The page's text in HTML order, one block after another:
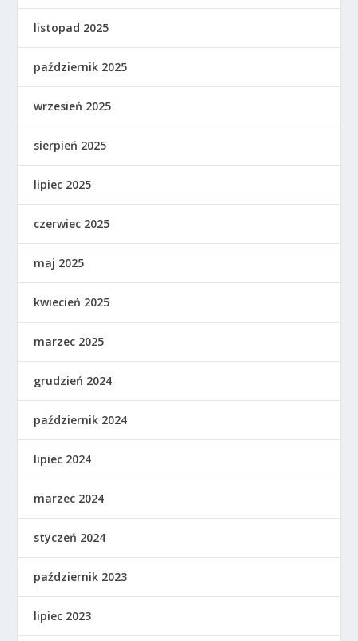
listopad 2025
październik 2025
wrzesień 2025
sierpień 2025
lipiec 2025
czerwiec 2025
maj 2025
kwiecień 2025
marzec 2025
grudzień 2024
październik 2024
lipiec 2024
marzec 2024
styczeń 2024
październik 2023
lipiec 2023